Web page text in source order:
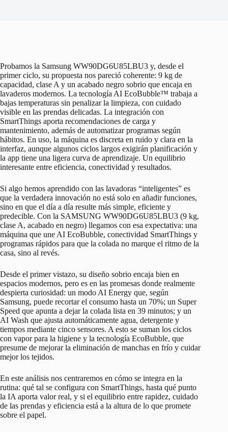
Probamos la Samsung WW90DG6U85LBU3 y, desde el
primer ciclo, su propuesta nos pareció coherente: 9 kg de
capacidad, clase A y un acabado negro sobrio que encaja en
lavaderos modernos. La tecnología AI EcoBubble™ trabaja a
bajas temperaturas sin penalizar la limpieza, con cuidado
visible en las prendas delicadas. La integración con
SmartThings aporta recomendaciones de carga y
mantenimiento, además de automatizar programas según
hábitos. En uso, la máquina es discreta en ruido y clara en la
interfaz, aunque algunos ciclos largos exigirán planificación y
la app tiene una ligera curva de aprendizaje. Un equilibrio
interesante entre eficiencia, conectividad y resultados.
Si algo hemos aprendido con las lavadoras “inteligentes” es
que la verdadera innovación no está solo en añadir funciones,
sino en que el día a día resulte más simple, eficiente y
predecible. Con la SAMSUNG WW90DG6U85LBU3 (9 kg,
clase A, acabado en negro) llegamos con esa expectativa: una
máquina que une AI EcoBubble, conectividad SmartThings y
programas rápidos para que la colada no marque el ritmo de la
casa, sino al revés.
Desde el primer vistazo, su diseño sobrio encaja bien en
espacios modernos, pero es en las promesas donde realmente
despierta curiosidad: un modo AI Energy que, según
Samsung, puede recortar el consumo hasta un 70%; un Super
Speed que apunta a dejar la colada lista en 39 minutos; y un
AI Wash que ajusta automáticamente agua, detergente y
tiempos mediante cinco sensores. A esto se suman los ciclos
con vapor para la higiene y la tecnología EcoBubble, que
presume de mejorar la eliminación de manchas en frío y cuidar
mejor los tejidos.
En este análisis nos centraremos en cómo se integra en la
rutina: qué tal se configura con SmartThings, hasta qué punto
la IA aporta valor real, y si el equilibrio entre rapidez, cuidado
de las prendas y eficiencia está a la altura de lo que promete
sobre el papel.